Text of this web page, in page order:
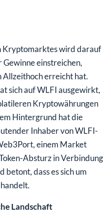
Kryptomarktes wird darauf
einstreichen,
Allzeithoch erreicht hat.
sich auf WLFI ausgewirkt,
Kryptowährungen
Hintergrund hat die
Inhaber von WLFI-
einem Market
Absturz in Verbindung
dass es sich um
Landschaft